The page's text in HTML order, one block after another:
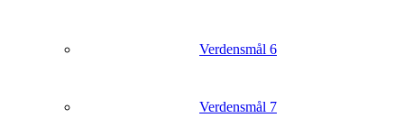
Verdensmål 6
Verdensmål 7